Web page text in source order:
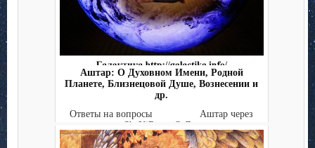
Аштар: О Духовном Имени, Родной
Планете, Близнецовой Душе, Вознесении и
др.
Ответы на вопросы Аштар через
ShaNiRaa: О Д...